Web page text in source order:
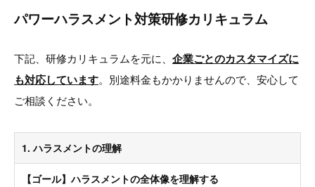
パワーハラスメント対策研修カリキュラム
下記、研修カリキュラムを元に、 企業ごとのカスタマイズに
も対応しています。別途料金もかかりませんので、安心して
ご相談ください。
1. ハラスメントの理解
【ゴール】ハラスメントの全体像を理解する